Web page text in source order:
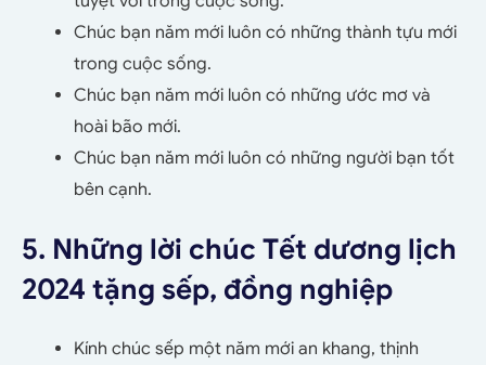
Chúc bạn năm mới luôn có những thành tựu mới
trong cuộc sống.
Chúc bạn năm mới luôn có những ước mơ và
hoài bão mới.
Chúc bạn năm mới luôn có những người bạn tốt
bên cạnh.
5. Những lời chúc Tết dương lịch
2024 tặng sếp, đồng nghiệp
Kính chúc sếp một năm mới an khang, thịnh